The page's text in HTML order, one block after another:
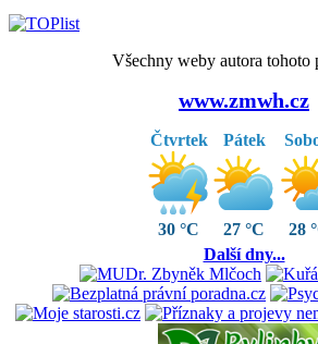
Všechny weby autora tohoto
www.zmwh.cz
Čtvrtek
30 °C
Pátek
27 °C
28
Další dny...